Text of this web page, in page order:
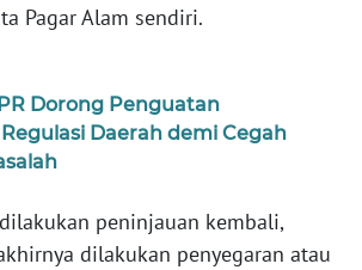
Pagar Alam sendiri.
Dorong Penguatan
Daerah demi Cegah
peninjauan kembali,
dilakukan penyegaran atau